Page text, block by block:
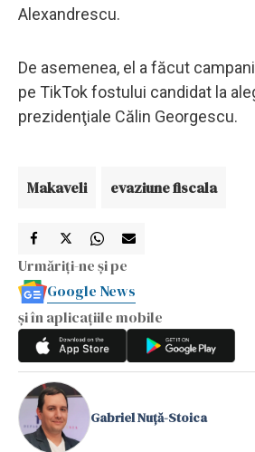
Alexandrescu.
De asemenea, el a făcut
pe TikTok fostului candidat la
prezidenţiale Călin Georgescu.
Makaveli evaziune fiscala
Urmăriți-ne și pe
Google News
și în aplicațiile mobile
Gabriel Nuță-Stoica